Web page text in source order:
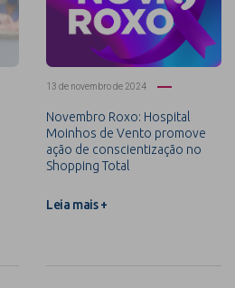
13 de novembro de 2024
Novembro Roxo: Hospital
Moinhos de Vento promove
ação de conscientização no
Shopping Total
Leia mais +